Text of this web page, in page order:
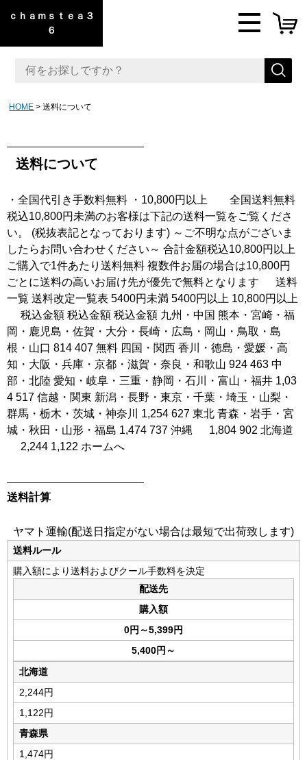
ｃｈａｍｓｔｅａ３
６
HOME 送料について
送料について
・全国代引き手数料無料 ・10,800円以上 全国送料無料
税込10,800円未満のお客様は下記の送料一覧をご覧くださ
い。 (税抜表記となっております) ～ご不明な点がございま
したらお問い合わせください～ 合計金額税込10,800円以上
ご購入で1件あたり送料無料 複数件お届の場合は10,800円
ごとに送料の高いお届け先が優先で無料となります 送料
一覧 送料改定一覧表 5400円未満 5400円以上 10,800円以上
税込金額 税込金額 税込金額 九州・中国 熊本・宮崎・福
岡・鹿児島・佐賀・大分・長崎・広島・岡山・鳥取・島
根・山口 814 407 無料 四国・関西 香川・徳島・愛媛・高
知・大阪・兵庫・京都・滋賀・奈良・和歌山 924 463 中
部・北陸 愛知・岐阜・三重・静岡・石川・富山・福井 1,03
4 517 信越・関東 新潟・長野・東京・千葉・埼玉・山梨・
群馬・栃木・茨城・神奈川 1,254 627 東北 青森・岩手・宮
城・秋田・山形・福島 1,474 737 沖縄 1,804 902 北海道
2,244 1,122 ホームへ
送料計算
ヤマト運輸(配送日指定がない場合は最短で出荷致します)
送料ルール
購入額により送料およびクール手数料を決定
配送先
購入額
0円 ～5,399円
5,400円 ～
北海道
2,244円
1,122円
青森県
1,474円